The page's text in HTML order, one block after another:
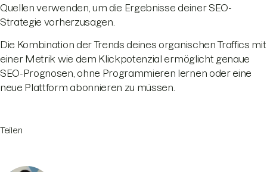
Quellen verwenden, um die Ergebnisse deiner SEO-
Strategie vorherzusagen.
Die Kombination der Trends deines organischen Traffics mit
einer Metrik wie dem Klickpotenzial ermöglicht genaue
SEO-Prognosen, ohne Programmieren lernen oder eine
neue Plattform abonnieren zu müssen.
Teilen